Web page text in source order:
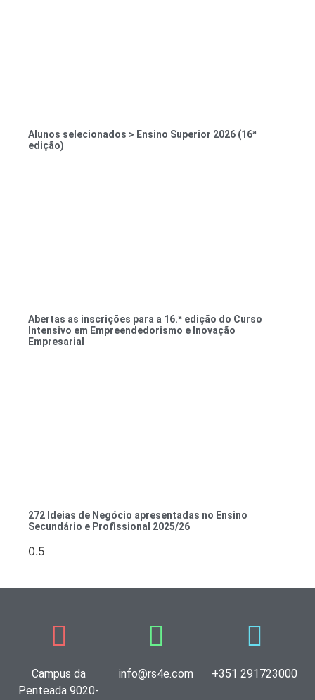
Alunos selecionados > Ensino Superior 2026 (16ª
edição)
Abertas as inscrições para a 16.ª edição do Curso
Intensivo em Empreendedorismo e Inovação
Empresarial
272 Ideias de Negócio apresentadas no Ensino
Secundário e Profissional 2025/26
Campus da
Penteada 9020-
info@rs4e.com +351 291723000